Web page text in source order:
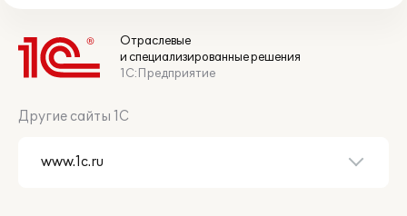
Отраслевые
и специализированные решения
1С:Предприятие
Другие сайты 1С